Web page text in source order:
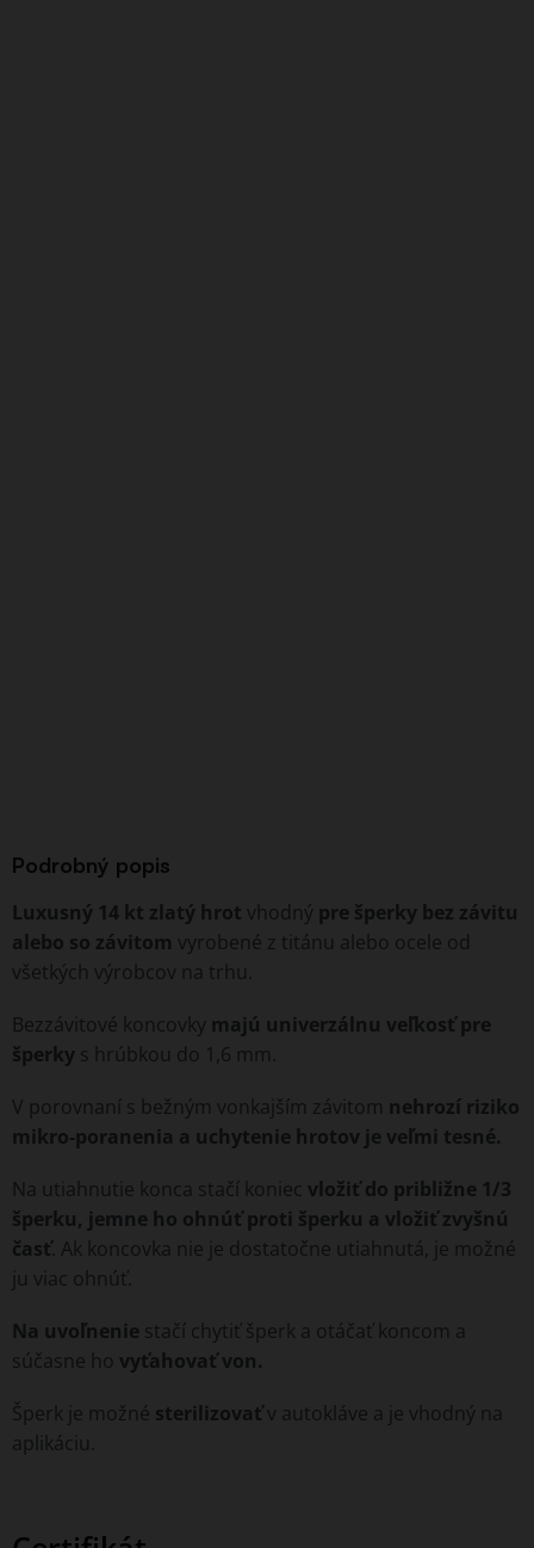
Podrobný popis
Luxusný 14 kt zlatý hrot vhodný pre šperky bez závitu
alebo so závitom vyrobené z titánu alebo ocele od
všetkých výrobcov na trhu.
Bezzávitové koncovky majú univerzálnu veľkosť pre
šperky s hrúbkou do 1,6 mm.
V porovnaní s bežným vonkajším závitom nehrozí riziko
mikro-poranenia a uchytenie hrotov je veľmi tesné.
Na utiahnutie konca stačí koniec vložiť do približne 1/3
šperku, jemne ho ohnúť proti šperku a vložiť zvyšnú
časť. Ak koncovka nie je dostatočne utiahnutá, je možné
ju viac ohnúť.
Na uvoľnenie stačí chytiť šperk a otáčať koncom a
súčasne ho vyťahovať von.
Šperk je možné sterilizovaťv autokláve a je vhodný na
aplikáciu.